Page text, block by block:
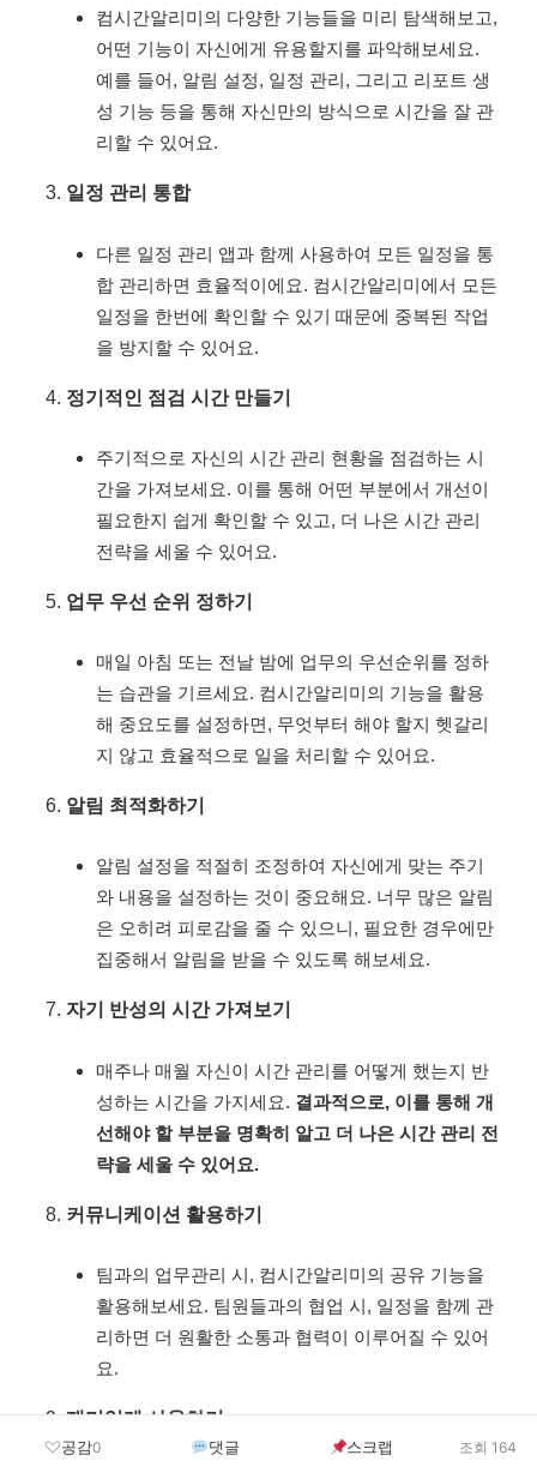
컴시간알리미의 다양한 기능들을 미리 탐색해보고,
어떤 기능이 자신에게 유용할지를 파악해보세요.
예를 들어, 알림 설정, 일정 관리, 그리고 리포트 생
성 기능 등을 통해 자신만의 방식으로 시간을 잘 관
리할 수 있어요.
일정 관리 통합
다른 일정 관리 앱과 함께 사용하여 모든 일정을 통
합 관리하면 효율적이에요. 컴시간알리미에서 모든
일정을 한번에 확인할 수 있기 때문에 중복된 작업
을 방지할 수 있어요.
정기적인 점검 시간 만들기
주기적으로 자신의 시간 관리 현황을 점검하는 시
간을 가져보세요. 이를 통해 어떤 부분에서 개선이
필요한지 쉽게 확인할 수 있고, 더 나은 시간 관리
전략을 세울 수 있어요.
업무 우선 순위 정하기
매일 아침 또는 전날 밤에 업무의 우선순위를 정하
는 습관을 기르세요. 컴시간알리미의 기능을 활용
해 중요도를 설정하면, 무엇부터 해야 할지 헷갈리
지 않고 효율적으로 일을 처리할 수 있어요.
알림 최적화하기
알림 설정을 적절히 조정하여 자신에게 맞는 주기
와 내용을 설정하는 것이 중요해요. 너무 많은 알림
은 오히려 피로감을 줄 수 있으니, 필요한 경우에만
집중해서 알림을 받을 수 있도록 해보세요.
자기 반성의 시간 가져보기
매주나 매월 자신이 시간 관리를 어떻게 했는지 반
성하는 시간을 가지세요. 결과적으로, 이를 통해 개
선해야 할 부분을 명확히 알고 더 나은 시간 관리 전
략을 세울 수 있어요.
커뮤니케이션 활용하기
팀과의 업무관리 시, 컴시간알리미의 공유 기능을
활용해보세요. 팀원들과의 협업 시, 일정을 함께 관
리하면 더 원활한 소통과 협력이 이루어질 수 있어
요.
재미있게 사용하기
공감0 댓글 스크랩 조회 164